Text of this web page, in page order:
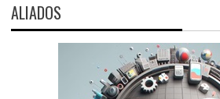
ALIADOS